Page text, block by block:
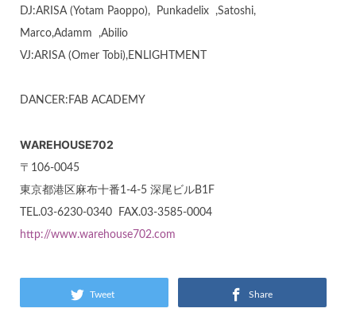
DJ:ARISA (Yotam Paoppo), Punkadelix ,Satoshi,
Marco,Adamm ,Abilio
VJ:ARISA (Omer Tobi),ENLIGHTMENT
DANCER:FAB ACADEMY
WAREHOUSE702
〒106-0045
東京都港区麻布十番1-4-5 深尾ビルB1F
TEL.03-6230-0340 FAX.03-3585-0004
http://www.warehouse702.com
Tweet Share